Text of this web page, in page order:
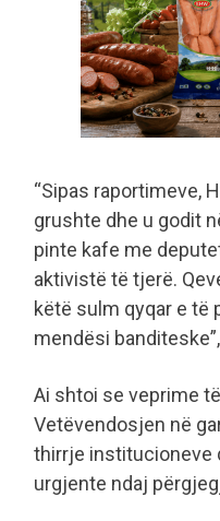
“Sipas raportimeve,
grushte dhe u godit
pinte kafe me
aktivistë të tjerë.
këtë sulm qyqar e të
mendësi
Ai shtoi se veprime
Vetëvendosjen në
thirrje institucioneve
urgjente ndaj